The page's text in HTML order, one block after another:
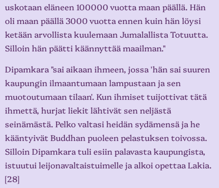
uskotaan eläneen 100000 vuotta maan päällä. Hän
oli maan päällä 3000 vuotta ennen kuin hän löysi
ketään arvollista kuulemaan Jumalallista Totuutta.
Silloin hän päätti käännyttää maailman."
Dipamkara "sai aikaan ihmeen, jossa 'hän sai suuren
kaupungin ilmaantumaan lampustaan ja sen
muotoutumaan tilaan'. Kun ihmiset tuijottivat tätä
ihmettä, hurjat liekit lähtivät sen neljästä
seinämästä. Pelko valtasi heidän sydämensä ja he
kääntyivät Buddhan puoleen pelastuksen toivossa.
Silloin Dipamkara tuli esiin palavasta kaupungista,
istuutui leijonavaltaistuimelle ja alkoi opettaa Lakia.
[28]